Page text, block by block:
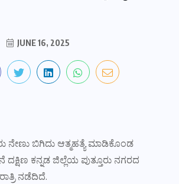
JUNE 16, 2025
ನೇಣು ಬಿಗಿದು ಆತ್ಮಹತ್ಯೆ ಮಾಡಿಕೊಂಡ
ಕನ್ನಡ ಜಿಲ್ಲೆಯ ಪುತ್ತೂರು ನಗರದ
ನಡೆದಿದೆ.